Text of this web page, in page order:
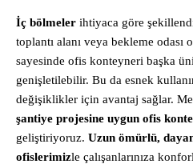
İç bölmeler ihtiyaca göre
toplantı alanı veya bekleme odası
sayesinde ofis konteyneri başka
genişletilebilir. Bu da esnek
değişiklikler için avantaj sağlar.
şantiye projesine uygun ofis
geliştiriyoruz. Uzun ömürlü,
ofislerimizle çalışanlarınıza